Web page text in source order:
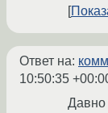
Ответ на:
10:50:35
Давно